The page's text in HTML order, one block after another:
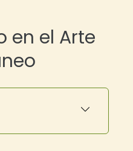
en el Arte